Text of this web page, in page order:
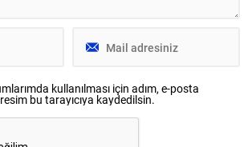
kullanılması için adım, e-posta
bu tarayıcıya kaydedilsin.